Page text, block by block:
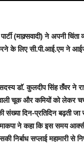
(माक्र्सवादी) ने अपनी चिंता
के लिए सी.पी.आई.एम ने
डाॅ. कुलदीप सिंह तँवर ने
चूक और कमियों को लेकर
संख्या दिन-प्रतिदिन बढ़ती
ने कहा कि इस समय
सप्लाई महामारी से